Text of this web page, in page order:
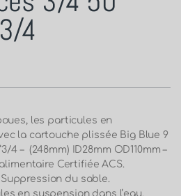
4
les particules en
la cartouche plissée Big Blue 9
4 – (248mm) ID28mm OD110mm –
Certifiée ACS.
du sable.
en suspension dans l’eau.